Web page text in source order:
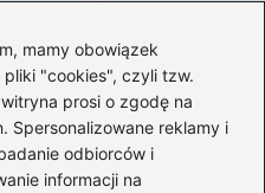
mamy obowiązek
pliki "cookies", czyli tzw.
prosi o zgodę na
Spersonalizowane reklamy i
odbiorców i
informacji na
kulisy życia
książki o Kubusiu